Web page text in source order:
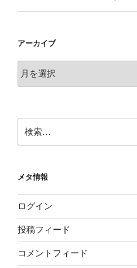
アーカイブ
ー
索:
メタ情報
ログイン
投稿フィード
コメントフィード